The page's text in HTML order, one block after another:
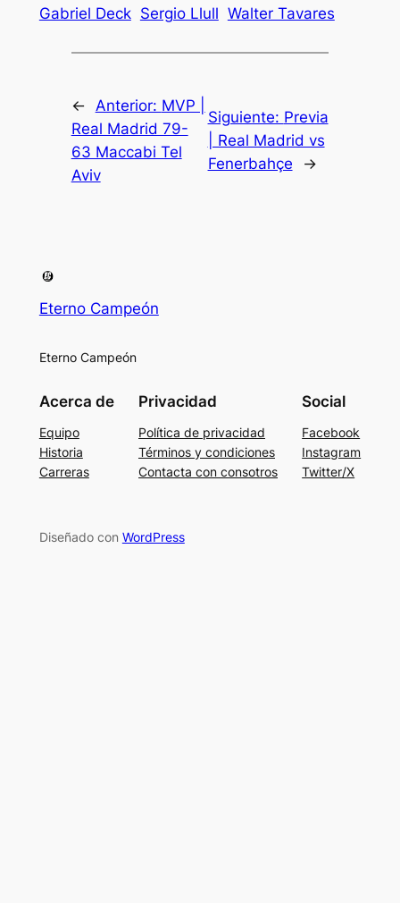
Gabriel Deck Sergio Llull Walter Tavares
← Anterior: MVP |
Real Madrid 79-
63 Maccabi Tel
Aviv
Siguiente: Previa
| Real Madrid vs
Fenerbahçe
→
Eterno Campeón
Eterno Campeón
Acerca de
Equipo
Historia
Carreras
Privacidad
Política de privacidad
Términos y condiciones
Contacta con consotros
Social
Facebook
Instagram
Twitter/X
Diseñado con WordPress